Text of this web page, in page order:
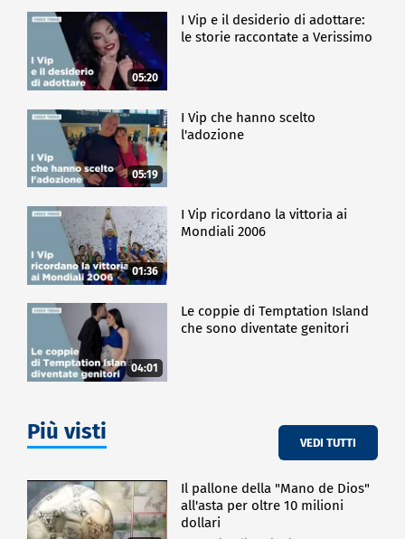
05:20
I Vip e il desiderio di adottare:
le storie raccontate a Verissimo
05:19
I Vip che hanno scelto
l'adozione
01:36
I Vip ricordano la vittoria ai
Mondiali 2006
04:01
Le coppie di Temptation Island
che sono diventate genitori
Più visti VEDI TUTTI
Il pallone della "Mano de Dios"
all'asta per oltre 10 milioni
dollari